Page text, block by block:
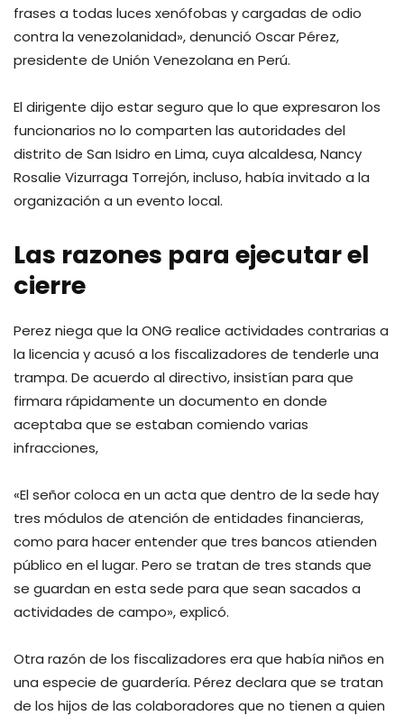
frases a todas luces xenófobas y cargadas de odio
contra la venezolanidad», denunció Oscar Pérez,
presidente de Unión Venezolana en Perú.
El dirigente dijo estar seguro que lo que expresaron los
funcionarios no lo comparten las autoridades del
distrito de San Isidro en Lima, cuya alcaldesa, Nancy
Rosalie Vizurraga Torrejón, incluso, había invitado a la
organización a un evento local.
Las razones para ejecutar el
cierre
Perez niega que la ONG realice actividades contrarias a
la licencia y acusó a los fiscalizadores de tenderle una
trampa. De acuerdo al directivo, insistían para que
firmara rápidamente un documento en donde
aceptaba que se estaban comiendo varias
infracciones,
«El señor coloca en un acta que dentro de la sede hay
tres módulos de atención de entidades financieras,
como para hacer entender que tres bancos atienden
público en el lugar. Pero se tratan de tres stands que
se guardan en esta sede para que sean sacados a
actividades de campo», explicó.
Otra razón de los fiscalizadores era que había niños en
una especie de guardería. Pérez declara que se tratan
de los hijos de las colaboradores que no tienen a quien